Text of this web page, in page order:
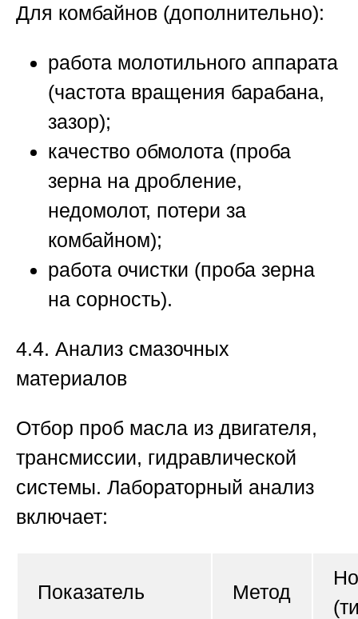
Для комбайнов (дополнительно):
работа молотильного аппарата
(частота вращения барабана,
зазор);
качество обмолота (проба
зерна на дробление,
недомолот, потери за
комбайном);
работа очистки (проба зерна
на сорность).
4.4. Анализ смазочных
материалов
Отбор проб масла из двигателя,
трансмиссии, гидравлической
системы. Лабораторный анализ
включает:
Показатель Метод